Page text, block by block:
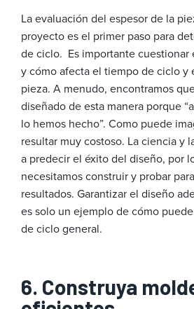
La evaluación del espesor de la
proyecto es el primer paso para
de ciclo. Es importante cuestionar
y cómo afecta el tiempo de ciclo y
pieza. A menudo, encontramos
diseñado de esta manera porque
lo hemos hecho”. Como puede
resultar muy costoso. La ciencia y
a predecir el éxito del diseño, por
necesitamos construir y probar
resultados. Garantizar el diseño
es solo un ejemplo de cómo
de ciclo general.
6. Construya